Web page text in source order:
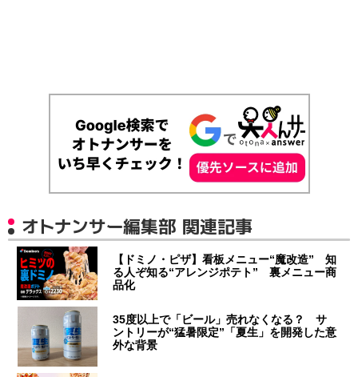
オトナンサー編集部 関連記事
【ドミノ・ピザ】看板メニュー“魔改造” 知
る人ぞ知る“アレンジポテト” 裏メニュー商
品化
35度以上で「ビール」売れなくなる？ サ
ントリーが“猛暑限定”「夏生」を開発した意
外な背景